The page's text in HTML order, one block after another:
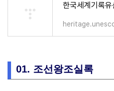
한국세계기록
01. 조선왕조실록